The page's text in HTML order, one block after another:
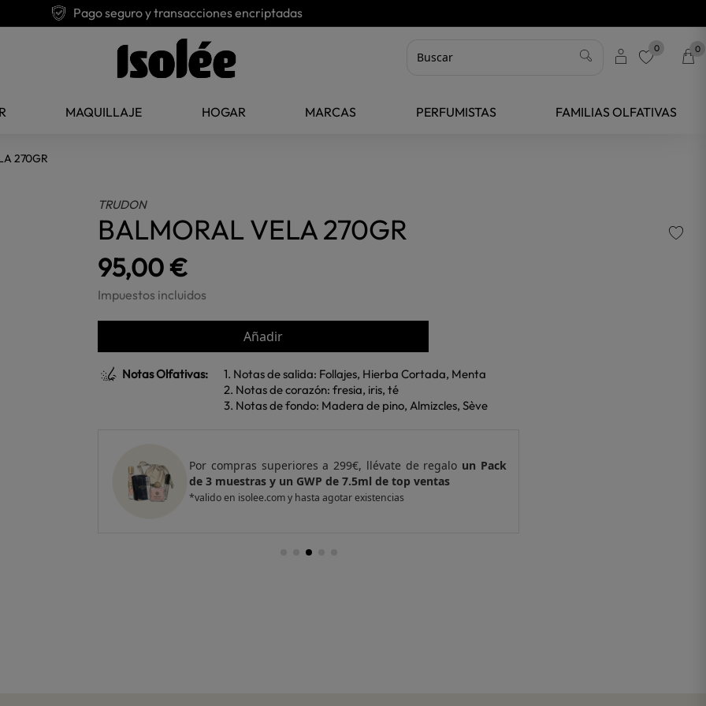
Pago seguro y transacciones encriptadas
0 0
MAQUILLAJE HOGAR MARCAS PERFUMISTAS FAMILIAS OLFATIVAS
270GR
TRUDON
BALMORAL VELA 270GR
95,00 €
Impuestos incluidos
Añadir
Notas Olfativas:
1. Notas de salida: Follajes, Hierba Cortada, Menta
2. Notas de corazón: fresia, iris, té
3. Notas de fondo: Madera de pino, Almizcles, Sève
Por compras superiores a 420€, llévate de regalo un Pack
de 4 muestras y 2 GWP de top ventas
*valido en isolee.com y hasta agotar existencias